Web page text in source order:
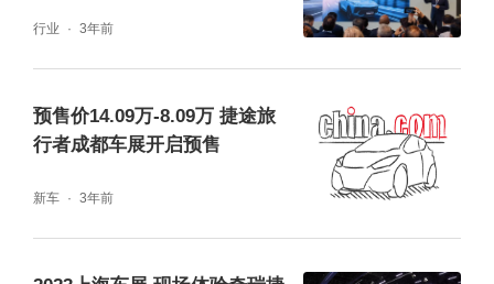
年初的疫情将旅游业画上了一段休止符，现阶
年热度明显下滑。下半年，随着国家相关政策
的大力推动，奇瑞捷途将进一步推动“旅行 ”权
益落地，完善“旅行 ”体验，用行动定义旅途。
行业 3年前
预售价14.09万-8.09万 捷途旅
行者成都车展开启预售
新车 3年前